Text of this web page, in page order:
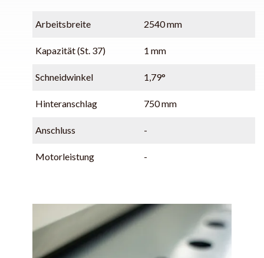
Arbeitsbreite 2540 mm
Kapazität (St. 37) 1 mm
Schneidwinkel 1,79°
Hinteranschlag 750 mm
Anschluss -
Motorleistung -